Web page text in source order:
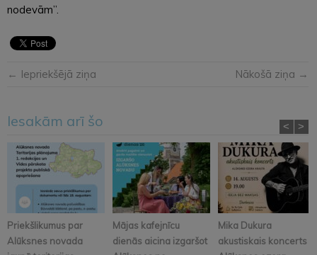
nodevām”.
← Iepriekšējā ziņa Nākošā ziņa →
Iesakām arī šo
Priekšlikumus par
Alūksnes novada
Mājas kafejnīcu
dienās aicina izgaršot
Mika Dukura
akustiskais koncerts
< >